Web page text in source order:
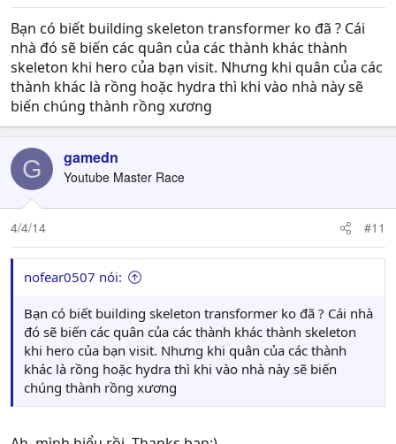
Bạn có biết building skeleton transformer ko đã ? Cái
nhà đó sẽ biến các quân của các thành khác thành
skeleton khi hero của bạn visit. Nhưng khi quân của các
thành khác là rồng hoặc hydra thì khi vào nhà này sẽ
biến chúng thành rồng xương
G gamedn
Youtube Master Race
4/4/14 #11
nofear0507 nói:
Bạn có biết building skeleton transformer ko đã ? Cái nhà
đó sẽ biến các quân của các thành khác thành skeleton
khi hero của bạn visit. Nhưng khi quân của các thành
khác là rồng hoặc hydra thì khi vào nhà này sẽ biến
chúng thành rồng xương